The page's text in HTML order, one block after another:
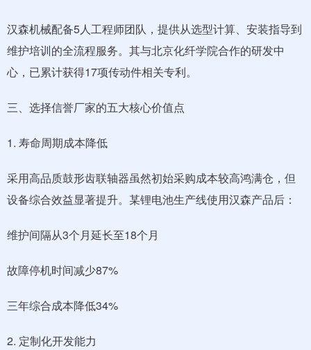
汉森机械配备5人工程师团队，提供从选型计算、安装指导到
维护培训的全流程服务。其与北京化纤学院合作的研发中
心，已累计获得17项传动件相关专利。
三、选择信誉厂家的五大核心价值点
1. 寿命周期成本降低
采用高品质鼓形齿联轴器虽然初始采购成本较高鸿满仓，但
设备综合效益显著提升。某锂电池生产线使用汉森产品后：
维护间隔从3个月延长至18个月
故障停机时间减少87%
三年综合成本降低34%
2. 定制化开发能力